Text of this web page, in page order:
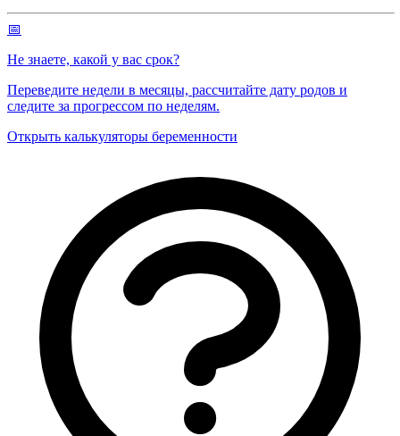
📅
Не знаете, какой у вас срок?
Переведите недели в месяцы, рассчитайте дату родов и
следите за прогрессом по неделям.
Открыть калькуляторы беременности